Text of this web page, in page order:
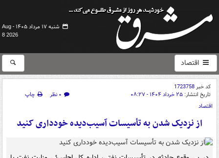
شنبه ۱۷ مرداد ۱۴۰۵ -
Aug
8 2026
اقتصاد
کد خبر1723758
تاریخ انتشار: ۲۵ خرداد ۱۴۰۴ - ۰۸:۲۷ ۰ نظر
چاپ
اقتصاد
از نزدیک شدن به تأسیسات آسیب‌دیده خودداری کنید